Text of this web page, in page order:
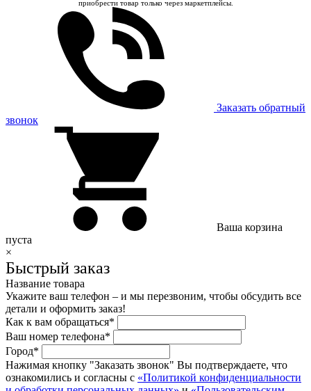
приобрести товар только через маркетплейсы.
Заказать обратный
звонок
Ваша корзина
пуста
×
Быстрый заказ
Название товара
Укажите ваш телефон – и мы перезвоним, чтобы обсудить все
детали и оформить заказ!
Как к вам обращаться*
Ваш номер телефона*
Город*
Нажимая кнопку "Заказать звонок" Вы подтверждаете, что
ознакомились и согласны с «Политикой конфиденциальности